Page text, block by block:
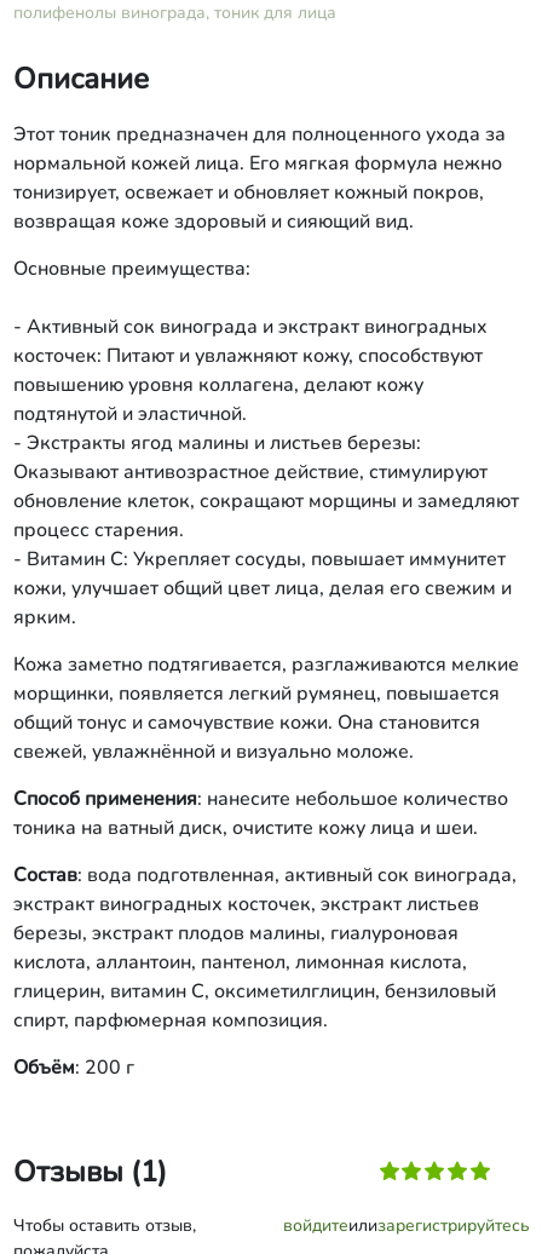
полифенолы винограда, тоник для лица
Описание
Этот тоник предназначен для полноценного ухода за
нормальной кожей лица. Его мягкая формула нежно
тонизирует, освежает и обновляет кожный покров,
возвращая коже здоровый и сияющий вид.
Основные преимущества:
- Активный сок винограда и экстракт виноградных
косточек: Питают и увлажняют кожу, способствуют
повышению уровня коллагена, делают кожу
подтянутой и эластичной.
- Экстракты ягод малины и листьев березы:
Оказывают антивозрастное действие, стимулируют
обновление клеток, сокращают морщины и замедляют
процесс старения.
- Витамин C: Укрепляет сосуды, повышает иммунитет
кожи, улучшает общий цвет лица, делая его свежим и
ярким.
Кожа заметно подтягивается, разглаживаются мелкие
морщинки, появляется легкий румянец, повышается
общий тонус и самочувствие кожи. Она становится
свежей, увлажнённой и визуально моложе.
Способ применения: нанесите небольшое количество
тоника на ватный диск, очистите кожу лица и шеи.
Состав: вода подготвленная, активный сок винограда,
экстракт виноградных косточек, экстракт листьев
березы, экстракт плодов малины, гиалуроновая
кислота, аллантоин, пантенол, лимонная кислота,
глицерин, витамин С, оксиметилглицин, бензиловый
спирт, парфюмерная композиция.
Объём: 200 г
Отзывы (1)
Чтобы оставить отзыв,
войдитеилизарегистрируйтесь